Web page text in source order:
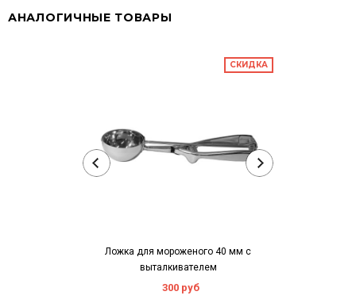
АНАЛОГИЧНЫЕ ТОВАРЫ
СКИДКА
Ложка для мороженого 40 мм с
выталкивателем
300 руб